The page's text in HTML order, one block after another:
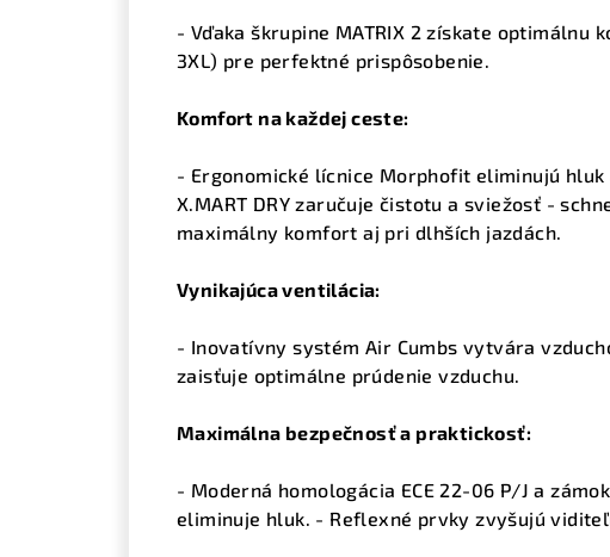
- Vďaka škrupine MATRIX 2 získate optimálnu
3XL) pre perfektné prispôsobenie.
Komfort na každej ceste:
- Ergonomické lícnice Morphofit eliminujú
X.MART DRY zaručuje čistotu a sviežosť -
maximálny komfort aj pri dlhších jazdách.
Vynikajúca ventilácia:
- Inovatívny systém Air Cumbs vytvára
zaisťuje optimálne prúdenie vzduchu.
Maximálna bezpečnosť a praktickosť:
- Moderná homologácia ECE 22-06 P/J a
eliminuje hluk. - Reflexné prvky zvyšujú